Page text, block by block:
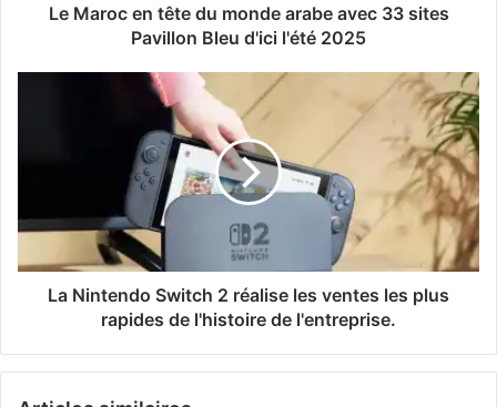
Le Maroc en tête du monde arabe avec 33 sites
Pavillon Bleu d'ici l'été 2025
ventes
plus
rapidesLa Nintendo Switch 2 réalise les ventes les plus
rapides de l'histoire de l'entreprise.